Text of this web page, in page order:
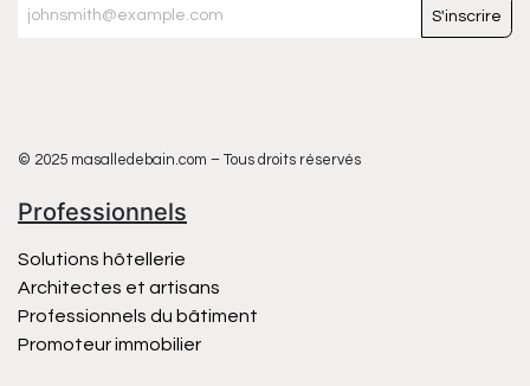
S'inscrire
© 2025 masalledebain.com – Tous droits réservés
Professionnels
Solutions hôtellerie
Architectes et artisans
Professionnels du bâtiment
Promoteur immobilier